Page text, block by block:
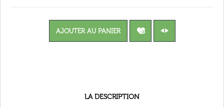
AJOUTER AU PANIER
LA DESCRIPTION